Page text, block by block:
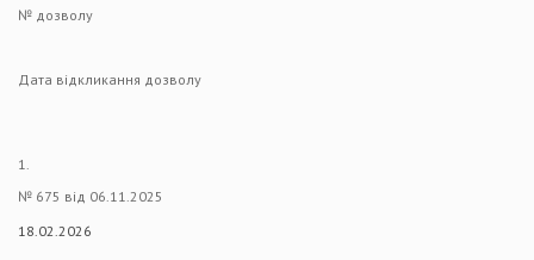
№ дозволу
Дата відкликання дозволу
1.
№ 675 від 06.11.2025
18.02.2026